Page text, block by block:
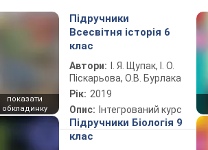
показати
обкладинку
Підручники
Всесвітня історія 6
клас
Автори:
І. Я. Щупак, І. О.
Піскарьова, О.В. Бурлака
Рік: 2019
Опис: Інтегрований курс
Підручники Біологія 9
клас